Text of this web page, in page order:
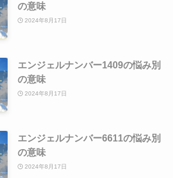
の意味
2024年8月17日
エンジェルナンバー1409の悩み別
の意味
2024年8月17日
エンジェルナンバー6611の悩み別
の意味
2024年8月17日